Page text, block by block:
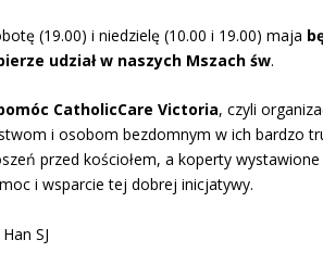
(19.00) i niedzielę (10.00 i 19.00) maja
udział w naszych Mszach św.
CatholicCare Victoria, czyli
i osobom bezdomnym w ich bardzo
przed kościołem, a koperty
i wsparcie tej dobrej inicjatywy.
SJ